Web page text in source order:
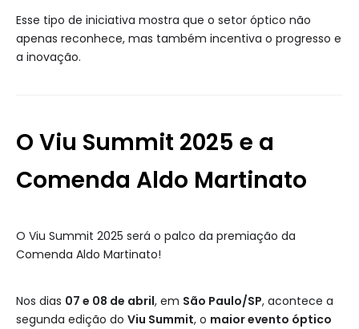
Esse tipo de iniciativa mostra que o setor óptico não
apenas reconhece, mas também incentiva o progresso e
a inovação.
O Viu Summit 2025 e a
Comenda Aldo Martinato
O Viu Summit 2025 será o palco da premiação da
Comenda Aldo Martinato!
Nos dias 07 e 08 de abril, em São Paulo/SP, acontece a
segunda edição do Viu Summit, o maior evento óptico